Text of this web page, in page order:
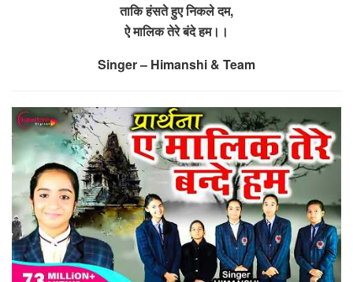
ताकि हंसते हुए निकले दम,
ऐ मालिक तेरे बंदे हम।।
Singer – Himanshi & Team